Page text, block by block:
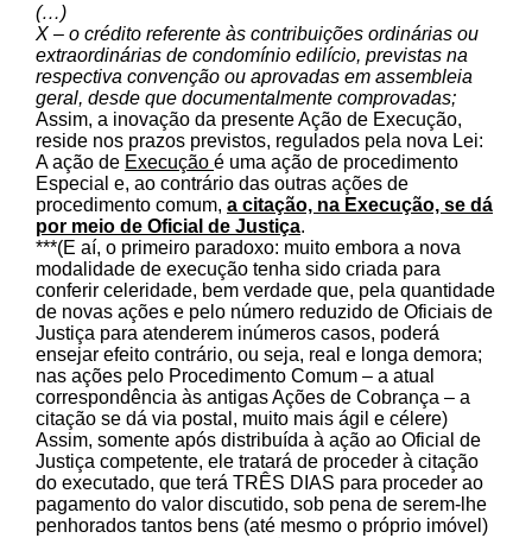
(…)
X – o crédito referente às contribuições ordinárias ou
extraordinárias de condomínio edilício, previstas na
respectiva convenção ou aprovadas em assembleia
geral, desde que documentalmente comprovadas;
Assim, a inovação da presente Ação de Execução,
reside nos prazos previstos, regulados pela nova Lei:
A ação de Execução é uma ação de procedimento
Especial e, ao contrário das outras ações de
procedimento comum, a citação, na Execução, se dá
por meio de Oficial de Justiça.
***(E aí, o primeiro paradoxo: muito embora a nova
modalidade de execução tenha sido criada para
conferir celeridade, bem verdade que, pela quantidade
de novas ações e pelo número reduzido de Oficiais de
Justiça para atenderem inúmeros casos, poderá
ensejar efeito contrário, ou seja, real e longa demora;
nas ações pelo Procedimento Comum – a atual
correspondência às antigas Ações de Cobrança – a
citação se dá via postal, muito mais ágil e célere)
Assim, somente após distribuída à ação ao Oficial de
Justiça competente, ele tratará de proceder à citação
do executado, que terá TRÊS DIAS para proceder ao
pagamento do valor discutido, sob pena de serem-lhe
penhorados tantos bens (até mesmo o próprio imóvel)